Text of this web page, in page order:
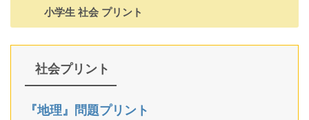
小学生 社会 プリント
社会プリント
『地理』問題プリント